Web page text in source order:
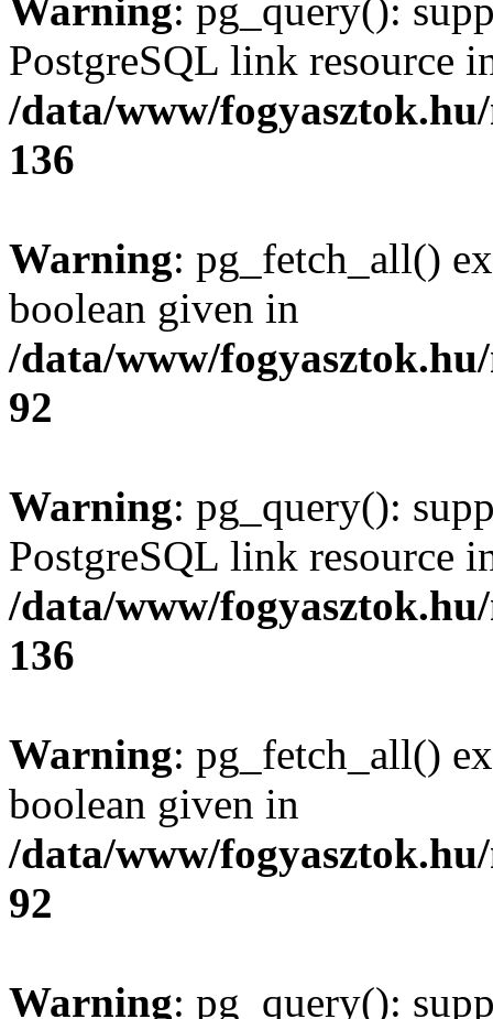
Warning: pg_query():
PostgreSQL link resource
/data/www/
136
Warning: pg_fetch_all()
boolean given in
/data/www/
92
Warning: pg_query():
PostgreSQL link resource
/data/www/
136
Warning: pg_fetch_all()
boolean given in
/data/www/
92
Warning: pg_query():